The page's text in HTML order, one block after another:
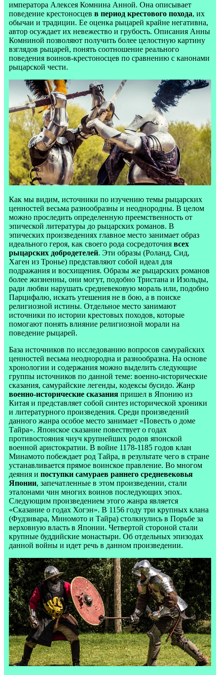
императора Алексея Комнина Анной. Она описывает
поведение крестоносцев в период крестового похода, их
обычаи и традиции. Ее оценка рыцарей крайне негативна,
автор осуждает их невежество и грубость. Описания Анны
Комниной позволяют получить более целостную картину
взглядов рыцарей, понять соотношение реального
поведения воинов-крестоносцев по сравнению с канонами
рыцарской чести.
Как мы видим, источники по изучению темы рыцарских
ценностей весьма разнообразны и неоднородны. В целом
можно проследить определенную преемственность от
эпической литературы до рыцарских романов. В
эпических произведениях главное место занимает образ
идеального героя, как своего рода сосредоточия всех
рыцарских добродетелей. Эти образы (Роланд, Сид,
Хаген из Тронье) представляют собой идеал для
подражания и восхищения. Образы же рыцарских романов
более жизненны, они могут, подобно Тристана и Изольды,
ради любви нарушать средневековую мораль или, подобно
Парцифалю, искать утешения не в бою, а в поиске
религиозной истины. Отдельное место занимают
источники по истории крестовых походов, которые
помогают понять влияние религиозной морали на
поведение рыцарей.
База источников по исследованию вопросов самурайских
ценностей весьма неоднородна и разнообразна. На основе
хронологии и содержания можно выделить следующие
группы источников по данной теме: военно-исторические
сказания, самурайские легенды, кодексы бусидо. Жанр
военно-исторические сказания пришел в Японию из
Китая и представляет собой синтез исторической хроники
и литературного произведения. Среди произведений
данного жанра особое место занимает «Повесть о доме
Тайра». Японское сказание повествует о годах
противостояния чиуч крупнейших родов японской
военной аристократии. В войне 1178-1185 годов клан
Минамото побеждает род Тайра, в результате чего в стране
устанавливается прямое воинское правление. Во многом
деяния и поступки самураев раннего средневековья
Японии, запечатленные в этом произведении, стали
эталонами чин многих воинов последующих эпох.
Следующим произведением этого жанра является
«Сказание о годах Хогэн». В 1156 году три крупных клана
(Фудзивара, Миномото и Тайра) столкнулись в Порьбе за
верховную власть в Японии. Четвертой стороной стали
крупные буддийские монастыри. Об отдельных эпизодах
данной войны и идет речь в данном произведении.